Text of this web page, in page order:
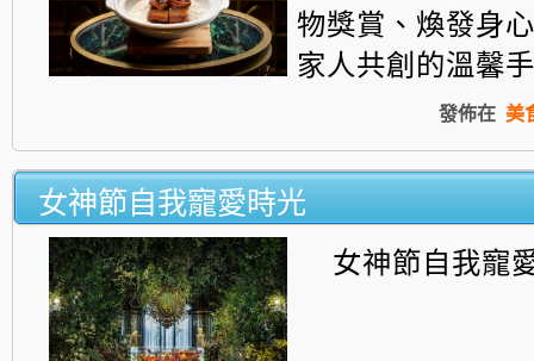
物獎賞、煥發身
家人共創的溫馨
發佈在 美
女神節自我寵愛時光
女神節自我